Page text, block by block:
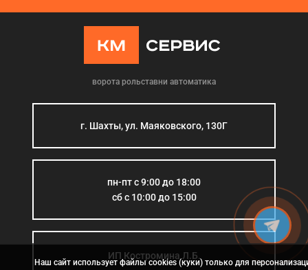
ворота рольставни автоматика
г. Шахты, ул. Маяковского, 130Г
пн-пт с 9:00 до 18:00
сб с 10:00 до 15:00
ИП Костромина Л.Б.
Наш сайт использует файлы cookies (куки) только для